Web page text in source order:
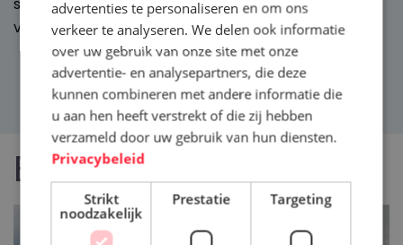
verdere automatisering in de toekomst.”
Bekijk ook
advertenties te personaliseren en om ons
verkeer te analyseren. We delen ook informatie
over uw gebruik van onze site met onze
advertentie- en analysepartners, die deze
kunnen combineren met andere informatie die
u aan hen heeft verstrekt of die zij hebben
verzameld door uw gebruik van hun diensten.
Privacybeleid
Strikt
noodzakelijk
Prestatie Targeting